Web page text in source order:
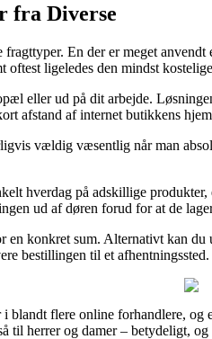
fra Diverse
En der er meget
ligeledes den mindst
eller ud på dit arbejde.
afstand af internet butikkens
vældig væsentlig når man
hverdag på adskillige
ud af døren forud for at de
konkret sum. Alternativt kan
bestillingen til et afhentningssted.
flere online forhandlere,
til herrer og damer – betydeligt,